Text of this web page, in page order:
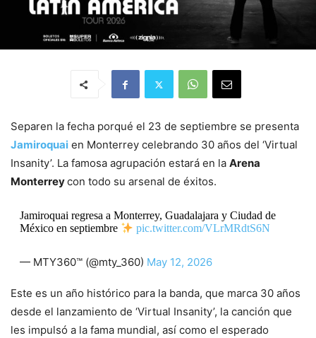
Separen la fecha porqué el 23 de septiembre se presenta
Jamiroquai en Monterrey celebrando 30 años del ‘Virtual
Insanity’. La famosa agrupación estará en la Arena
Monterreycon todo su arsenal de éxitos.
Jamiroquai regresa a Monterrey, Guadalajara y Ciudad de
México en septiembre
pic.twitter.com/VLrMRdtS6N
— MTY360™ (@mty_360) May 12, 2026
Este es un año histórico para la banda, que marca 30 años
desde el lanzamiento de ‘Virtual Insanity’, la canción que
les impulsó a la fama mundial, así como el esperado